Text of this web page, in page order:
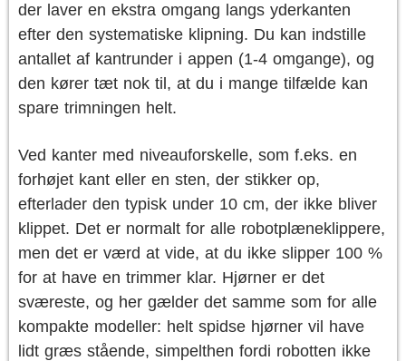
der laver en ekstra omgang langs yderkanten
efter den systematiske klipning. Du kan indstille
antallet af kantrunder i appen (1-4 omgange), og
den kører tæt nok til, at du i mange tilfælde kan
spare trimningen helt.
Ved kanter med niveauforskelle, som f.eks. en
forhøjet kant eller en sten, der stikker op,
efterlader den typisk under 10 cm, der ikke bliver
klippet. Det er normalt for alle robotplæneklippere,
men det er værd at vide, at du ikke slipper 100 %
for at have en trimmer klar. Hjørner er det
sværeste, og her gælder det samme som for alle
kompakte modeller: helt spidse hjørner vil have
lidt græs stående, simpelthen fordi robotten ikke